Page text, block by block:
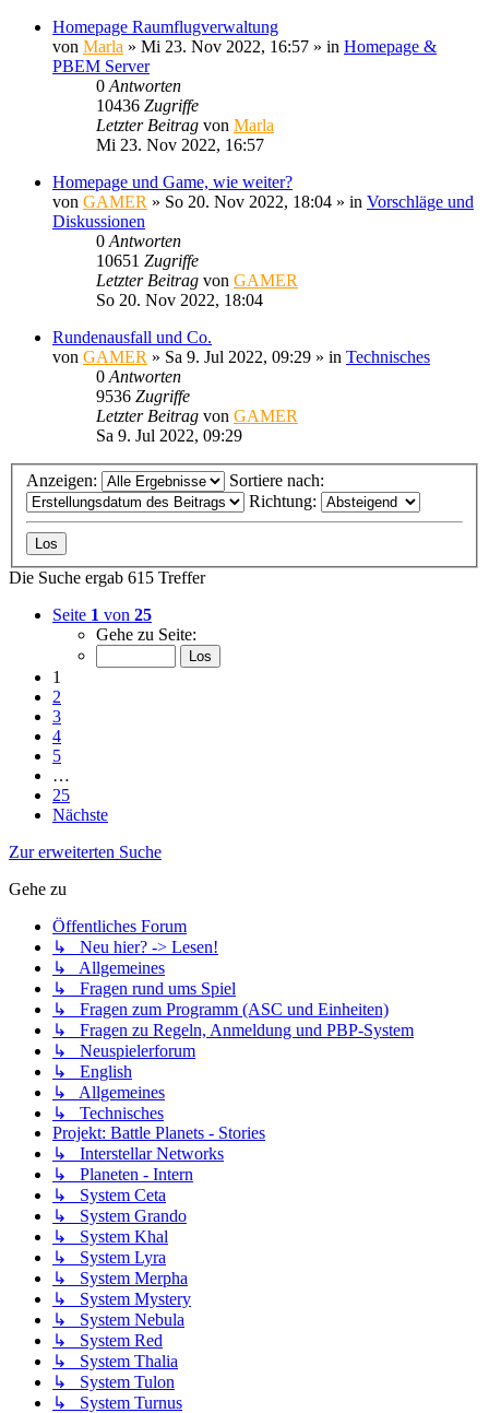
Homepage Raumflugverwaltung
von Marla » Mi 23. Nov 2022, 16:57 » in Homepage &
PBEM Server
0 Antworten
10436 Zugriffe
Letzter Beitrag von Marla
Mi 23. Nov 2022, 16:57
Homepage und Game, wie weiter?
von GAMER » So 20. Nov 2022, 18:04 » in Vorschläge und
Diskussionen
0 Antworten
10651 Zugriffe
Letzter Beitrag von GAMER
So 20. Nov 2022, 18:04
Rundenausfall und Co.
von GAMER » Sa 9. Jul 2022, 09:29 » in Technisches
0 Antworten
9536 Zugriffe
Letzter Beitrag von GAMER
Sa 9. Jul 2022, 09:29
Anzeigen:
Sortiere nach:
Richtung:
Die Suche ergab 615 Treffer
Seite 1 von 25
Gehe zu Seite:
1
2
3
4
5
…
25
Nächste
Zur erweiterten Suche
Gehe zu
Öffentliches Forum
↳ Neu hier? -> Lesen!
↳ Allgemeines
↳ Fragen rund ums Spiel
↳ Fragen zum Programm (ASC und Einheiten)
↳ Fragen zu Regeln, Anmeldung und PBP-System
↳ Neuspielerforum
↳ English
↳ Allgemeines
↳ Technisches
Projekt: Battle Planets - Stories
↳ Interstellar Networks
↳ Planeten - Intern
↳ System Ceta
↳ System Grando
↳ System Khal
↳ System Lyra
↳ System Merpha
↳ System Mystery
↳ System Nebula
↳ System Red
↳ System Thalia
↳ System Tulon
↳ System Turnus